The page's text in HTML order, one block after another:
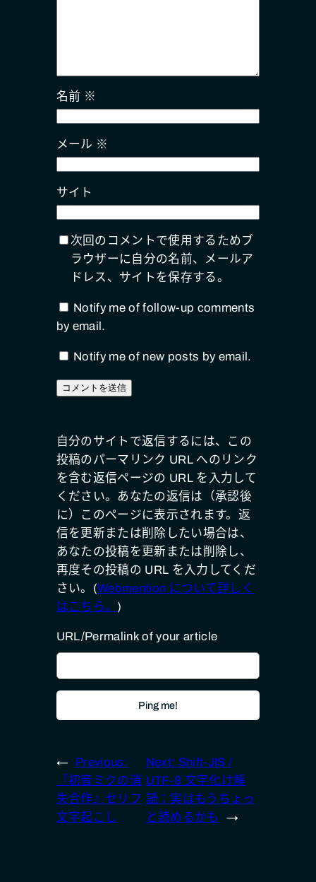
名前 ※
メール ※
サイト
次回のコメントで使用するためブ
ラウザーに自分の名前、メールア
ドレス、サイトを保存する。
Notify me of follow-up comments
by email.
Notify me of new posts by email.
自分のサイトで返信するには、この
投稿のパーマリンク URL へのリンク
を含む返信ページの URL を入力して
ください。あなたの返信は（承認後
に）このページに表示されます。返
信を更新または削除したい場合は、
あなたの投稿を更新または削除し、
再度その投稿の URL を入力してくだ
さい。(Webmention について詳しく
はこちら。 )
URL/Permalink of your article
←
Previous:
『初音ミクの消
失合作』セリフ
文字起こし
Next: Shift-JIS /
UTF-8 文字化け解
読：実はもうちょっ
と読めるかも
→